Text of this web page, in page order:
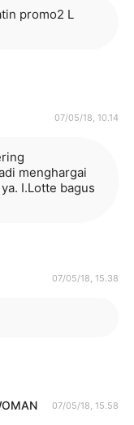
promo2 L
07/05/18, 10.14
menghargai
I.Lotte bagus
07/05/18, 15.38
07/05/18, 15.58